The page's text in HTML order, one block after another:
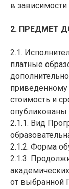
в
2. ПРЕДМЕТ
2.1.
платные
приведенному
стоимость и
опубликованы
2.1.1. Вид
2.1.2. Форма
2.1.3.
от выбранной